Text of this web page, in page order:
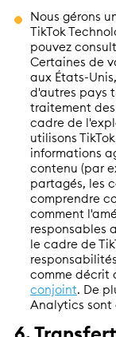
Nous gérons
TikTok
pouvez
Certaines de
aux États-
d'autres pays
traitement
cadre de
utilisons
informations
contenu (par
partagés, les
comprendre
comment
responsables
le cadre de
comme décrit
conjoint. De
Analytics sont